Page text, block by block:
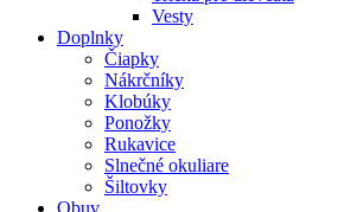
Vesty
Doplnky
Čiapky
Nákrčníky
Klobúky
Ponožky
Rukavice
Slnečné okuliare
Šiltovky
Obuv